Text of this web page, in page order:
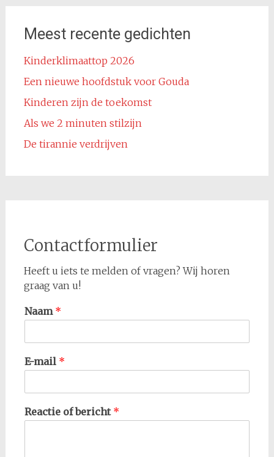
Meest recente gedichten
Kinderklimaattop 2026
Een nieuwe hoofdstuk voor Gouda
Kinderen zijn de toekomst
Als we 2 minuten stilzijn
De tirannie verdrijven
Contactformulier
Heeft u iets te melden of vragen? Wij horen
graag van u!
Naam *
E-mail *
Reactie of bericht *